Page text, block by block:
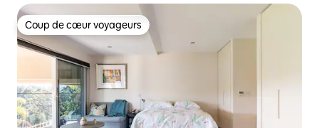
Coup de cœur voyageurs
Coup de cœur voyageurs